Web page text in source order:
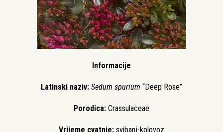
Informacije
Latinski naziv: Sedum spurium “Deep Rose”
Porodica: Crassulaceae
Vrijeme cvatnje: svibanj-kolovoz